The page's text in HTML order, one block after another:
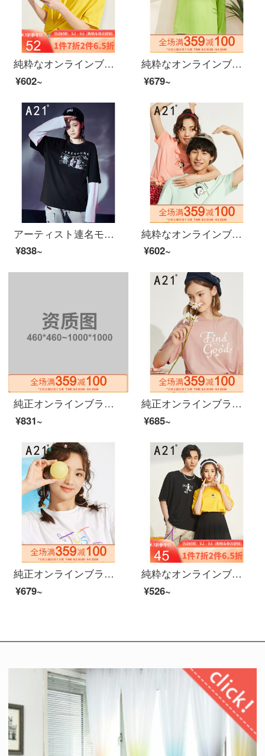
純粋なオンラインブランドA 21夏には2020レディ・スーフを新着しています。レディ・オンライン・ブランドA 21夏には学生用短袖TシャッツF 42231017カラシ150/76 A/XS
¥602~
純粋なオンラインブランドA 21春2020年新着レディ・スファンのゆったりした長袖Tシャツーのカジュアルなアルファベットの打色プリントの上着R 401231024果緑150/76 A/XS
¥679~
アーティスト連名モデルA 21秋には、2020ファッション百合男ゆったりTシャッツの丸首が肩の長袖にかかっている偽の上着F 0313131319黒170/84 A/Mが新たに登場します。
¥838~
純粋なオンラインブランドA 21夏には、2020ファッションの百合トップスと男女Tシャツーの丸首半袖シャツを新たに着用します。カップル服は、甘いカップル服R 4021213222男性用です。浅粉緑L。
¥602~
純正オンラインブランドA 21秋冬新着レイディ・スーフファッション上着にカーディガン刺繍弾力保温ハーフネック女性長袖TシャツR 49423109暗ピンク165/88 A/L
¥831~
純正オンラインブランドA 21レディ・スーフ・ショーンのゆったりしたラウンドネック半袖Tシャッツ2020夏に新上着を着たキャラクタープリントカジュアル服F 02231091ダークピンク160/84 A/M
¥685~
純正オンラインブランドA 21夏には2020レディスフィアを新着しています。プリント女性半袖の上着はゆったりとしています。中袖の中には長めのTシャッツF 42231009特白160/84 A/M
¥679~
純粋なオンラインブランドA 21夏には、2020カップルのためのスポーツプリントTシャツを新たに着用します。
¥526~